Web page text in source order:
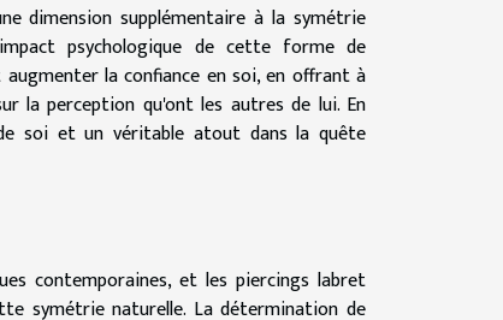
dimension supplémentaire à la symétrie
psychologique de cette forme de
la confiance en soi, en offrant à
la perception qu'ont les autres de lui. En
soi et un véritable atout dans la quête
contemporaines, et les piercings labret
symétrie naturelle. La détermination de